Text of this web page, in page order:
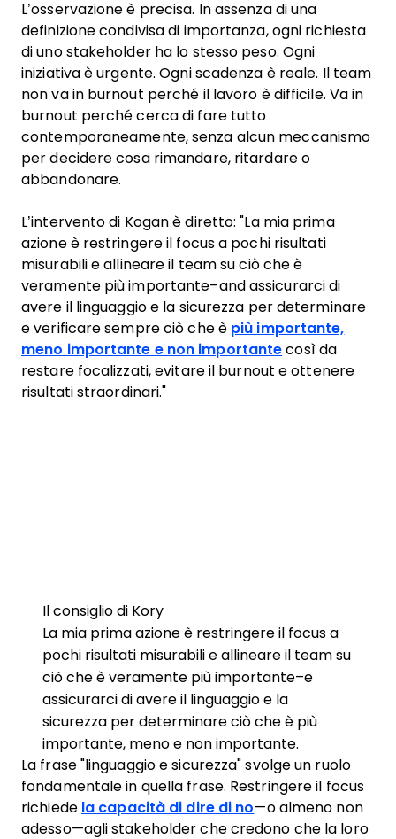
L’osservazione è precisa. In assenza di una
definizione condivisa di importanza, ogni richiesta
di uno stakeholder ha lo stesso peso. Ogni
iniziativa è urgente. Ogni scadenza è reale. Il team
non va in burnout perché il lavoro è difficile. Va in
burnout perché cerca di fare tutto
contemporaneamente, senza alcun meccanismo
per decidere cosa rimandare, ritardare o
abbandonare.
L’intervento di Kogan è diretto: "La mia prima
azione è restringere il focus a pochi risultati
misurabili e allineare il team su ciò che è
veramente più importante–and assicurarci di
avere il linguaggio e la sicurezza per determinare
e verificare sempre ciò che è più importante,
meno importante e non importante così da
restare focalizzati, evitare il burnout e ottenere
risultati straordinari."
Il consiglio di Kory
La mia prima azione è restringere il focus a
pochi risultati misurabili e allineare il team su
ciò che è veramente più importante–e
assicurarci di avere il linguaggio e la
sicurezza per determinare ciò che è più
importante, meno e non importante.
La frase "linguaggio e sicurezza" svolge un ruolo
fondamentale in quella frase. Restringere il focus
richiede la capacità di dire di no—o almeno non
adesso—agli stakeholder che credono che la loro